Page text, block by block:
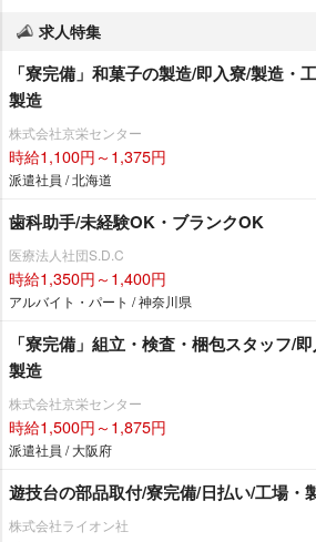
求人特集
「寮完備」和菓子の製造/即入寮/製造・
製造
株式会社京栄センター
時給1,100円～1,375円
派遣社員 / 北海道
歯科助手/未経験OK・ブランクOK
医療法人社団S.D.C
時給1,350円～1,400円
アルバイト・パート / 神奈川県
「寮完備」組立・検査・梱包スタッフ/
製造
株式会社京栄センター
時給1,500円～1,875円
派遣社員 / 大阪府
遊技台の部品取付/寮完備/日払い/工場・
株式会社ライオン社